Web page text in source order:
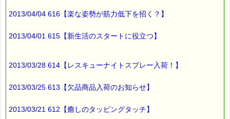
2013/04/04 616【楽な姿勢が筋力低下を招く？】
2013/04/01 615【新生活のスタートに役立つ】
2013/03/28 614【レスキューナイトスプレー入荷！】
2013/03/25 613【欠品商品入荷のお知らせ】
2013/03/21 612【癒しのタッピングタッチ】